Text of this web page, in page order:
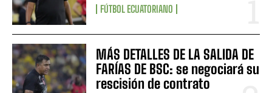
FÚTBOL ECUATORIANO
MÁS DETALLES DE LA SALIDA DE
FARÍAS DE BSC: se negociará su
rescisión de contrato